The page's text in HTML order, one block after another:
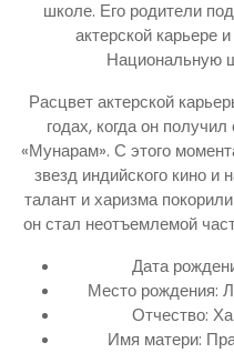
школе. Его родители
актерской карьере
Национальную
Расцвет актерской
годах, когда он
«Мунарам». С этого
звезд индийского кино
талант и харизма
он стал неотъемлемой
Дата
Место рождения:
Отчество:
Имя матери: